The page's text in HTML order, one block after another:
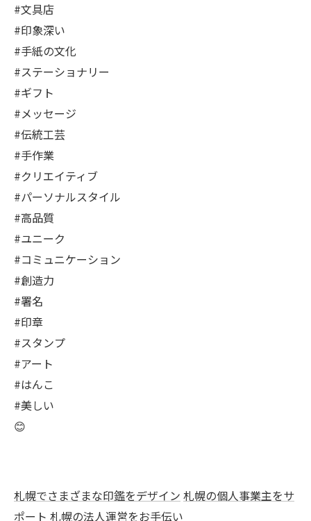
#文具店
#印象深い
#手紙の文化
#ステーショナリー
#ギフト
#メッセージ
#伝統工芸
#手作業
#クリエイティブ
#パーソナルスタイル
#高品質
#ユニーク
#コミュニケーション
#創造力
#署名
#印章
#スタンプ
#アート
#はんこ
#美しい
😊
札幌でさまざまな印鑑をデザイン 札幌の個人事業主をサ
ポート 札幌の法人運営をお手伝い